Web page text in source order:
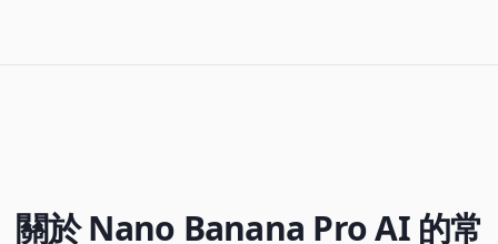
關於 Nano Banana Pro AI 的常